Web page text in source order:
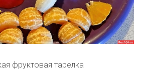
фруктовая тарелка